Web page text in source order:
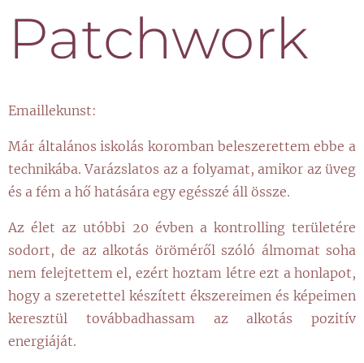
Patchwork
Emaillekunst:
Már általános iskolás koromban beleszerettem ebbe a
technikába. Varázslatos az a folyamat, amikor az üveg
és a fém a hő hatására egy egésszé áll össze.
Az élet az utóbbi 20 évben a kontrolling területére
sodort, de az alkotás öröméről szóló álmomat soha
nem felejtettem el, ezért hoztam létre ezt a honlapot,
hogy a szeretettel készített ékszereimen és képeimen
keresztül továbbadhassam az alkotás pozitív
energiáját.